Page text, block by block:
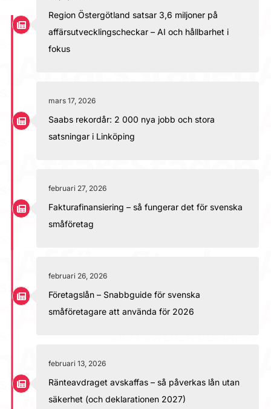
Region Östergötland satsar 3,6 miljoner på
affärsutvecklingscheckar – AI och hållbarhet i
fokus
mars 17, 2026
Saabs rekordår: 2 000 nya jobb och stora
satsningar i Linköping
februari 27, 2026
Fakturafinansiering – så fungerar det för svenska
småföretag
februari 26, 2026
Företagslån – Snabbguide för svenska
småföretagare att använda för 2026
februari 13, 2026
Ränteavdraget avskaffas – så påverkas lån utan
säkerhet (och deklarationen 2027)